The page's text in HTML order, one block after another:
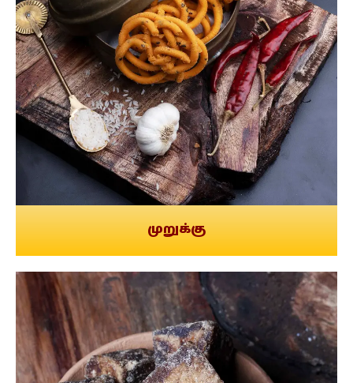
முறுக்கு